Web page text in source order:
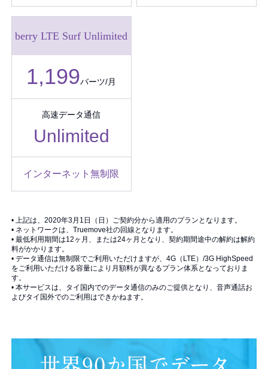
berry LTE Surf Unlimited
1,199バーツ/月
高速データ通信
Unlimited
インターネット無制限
• 上記は、2020年3月1日（日）ご契約分から適用のプランとなります。
• ネットワークは、Truemove社の回線となります。
• 最低利用期間は12ヶ月、または24ヶ月となり、契約期間途中の解約は解約
料がかかります。
• データ通信は無制限でご利用いただけますが、4G（LTE）/3G HighSpeed
をご利用いただける容量により月額料が異なるプラン体系となっておりま
す。
• 本サービスは、タイ国内でのデータ通信のみのご提供となり、音声通話お
よびタイ国外でのご利用はできかねます。